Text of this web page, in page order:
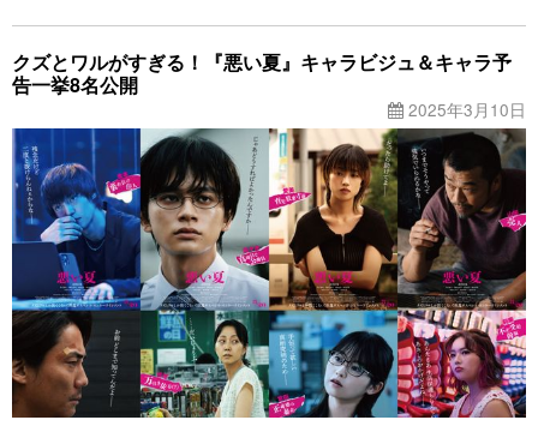
クズとワルがすぎる！『悪い夏』キャラビジュ＆キャラ予
告一挙8名公開
2025年3月10日